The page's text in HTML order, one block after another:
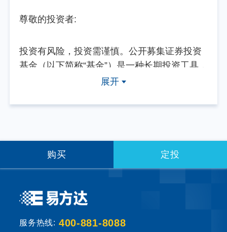
尊敬的投资者:
投资有风险，投资需谨慎。公开募集证券投资
基金（以下简称“基金”）是一种长期投资工具，
其主要功能是分散投资，降低投资单一证券所
提供固定收益预期的金融工具，当您购买基金
险承受能力和基金的风险等级进行划分，并提
金风险特征的表述与基金销售机构对基金的风
展开
购买 定投
服务热线: 400-881-8088